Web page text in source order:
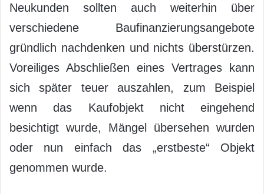
Neukunden sollten auch weiterhin über
verschiedene Baufinanzierungsangebote
gründlich nachdenken und nichts überstürzen.
Voreiliges Abschließen eines Vertrages kann
sich später teuer auszahlen, zum Beispiel
wenn das Kaufobjekt nicht eingehend
besichtigt wurde, Mängel übersehen wurden
oder nun einfach das „erstbeste“ Objekt
genommen wurde.